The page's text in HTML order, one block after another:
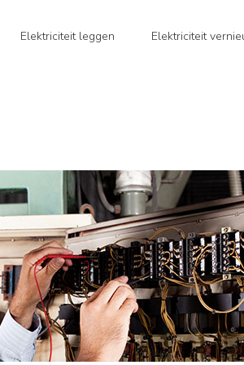
Elektriciteit leggen Elektriciteit